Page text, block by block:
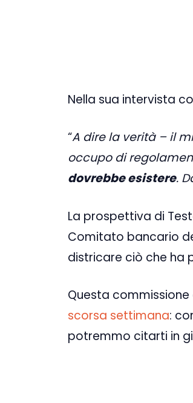
Nella sua intervista
“A dire la verità – il
occupo di
dovrebbe esistere.
La prospettiva di
Comitato bancario
districare ciò che ha
Questa
scorsa settimana:
potremmo citarti in